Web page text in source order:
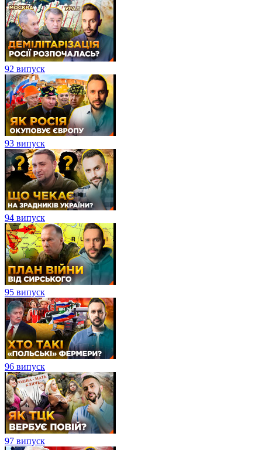
92 випуск
93 випуск
94 випуск
95 випуск
96 випуск
97 випуск